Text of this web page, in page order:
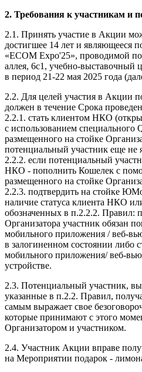
2. Требования к участникам и
2.1. Принять участие в Акции
достигшее 14 лет и являющееся
«ECOM Expo'25», проводимой
аллея, 6с1, учебно-выставочный
в период 21-22 мая 2025 года
2.2. Для целей участия в Акции
должен в течение Срока
2.2.1. стать клиентом НКО
с использованием специального
размещенного на стойке
потенциальный участник еще не
2.2.2. если потенциальный
НКО - пополнить Кошелек с
размещенного на стойке
2.2.3. подтвердить на стойке
наличие статуса клиента НКО
обозначенных в п.2.2.2. Правил:
Организатора участник обязан
мобильного приложения / веб-
в залогиненном состоянии либо
мобильного приложения/ веб-
устройстве.
2.3. Потенциальный участник,
указанные в п.2.2. Правил,
самым выражает свое
которые принимают с этого
Организатором и участником.
2.4. Участник Акции вправе
на Мероприятии подарок -